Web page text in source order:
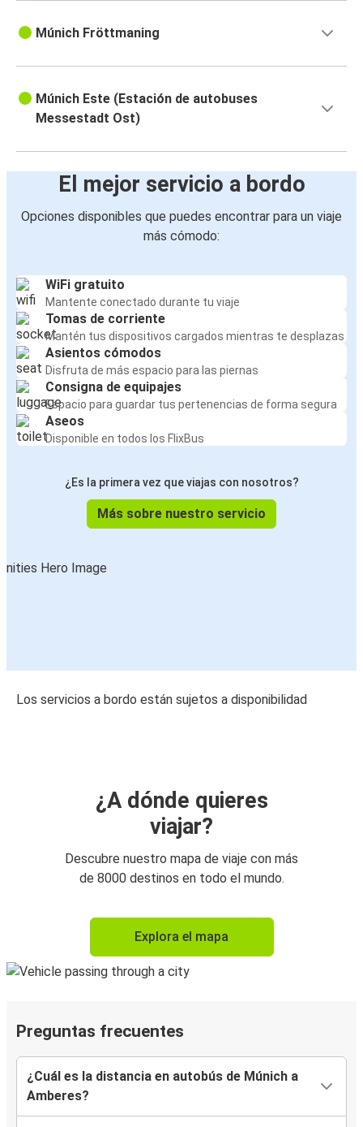
Múnich Fröttmaning
Múnich Este (Estación de autobuses
Messestadt Ost)
El mejor servicio a bordo
Opciones disponibles que puedes encontrar para un viaje
más cómodo:
WiFi gratuito
Mantente conectado durante tu viaje
Tomas de corriente
Mantén tus dispositivos cargados mientras te desplazas
Asientos cómodos
Disfruta de más espacio para las piernas
Consigna de equipajes
Espacio para guardar tus pertenencias de forma segura
Aseos
Disponible en todos los FlixBus
¿Es la primera vez que viajas con nosotros?
Más sobre nuestro servicio
Los servicios a bordo están sujetos a disponibilidad
¿A dónde quieres
viajar?
Descubre nuestro mapa de viaje con más
de 8000 destinos en todo el mundo.
Explora el mapa
Preguntas frecuentes
¿Cuál es la distancia en autobús de Múnich a
Amberes?